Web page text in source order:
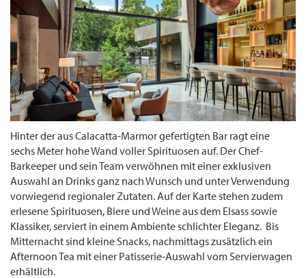
Hinter der aus Calacatta-Marmor gefertigten Bar ragt eine
sechs Meter hohe Wand voller Spirituosen auf. Der Chef-
Barkeeper und sein Team verwöhnen mit einer exklusiven
Auswahl an Drinks ganz nach Wunsch und unter Verwendung
vorwiegend regionaler Zutaten. Auf der Karte stehen zudem
erlesene Spirituosen, Biere und Weine aus dem Elsass sowie
Klassiker, serviert in einem Ambiente schlichter Eleganz. Bis
Mitternacht sind kleine Snacks, nachmittags zusätzlich ein
Afternoon Tea mit einer Patisserie-Auswahl vom Servierwagen
erhältlich.